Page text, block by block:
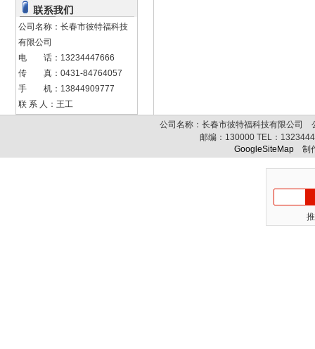
公司名称：长春市彼特福科技
有限公司
电 话：13234447666
传 真：0431-84764057
手 机：13844909777
联 系 人：王工
公司名称：长春市彼特福科技有限公司
邮编： 130000TEL：
GoogleSiteMap 制